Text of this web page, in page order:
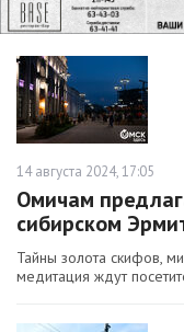
14 августа 2024, 17:05
Омичам
сибирском
Тайны золота скифов,
медитация ждут